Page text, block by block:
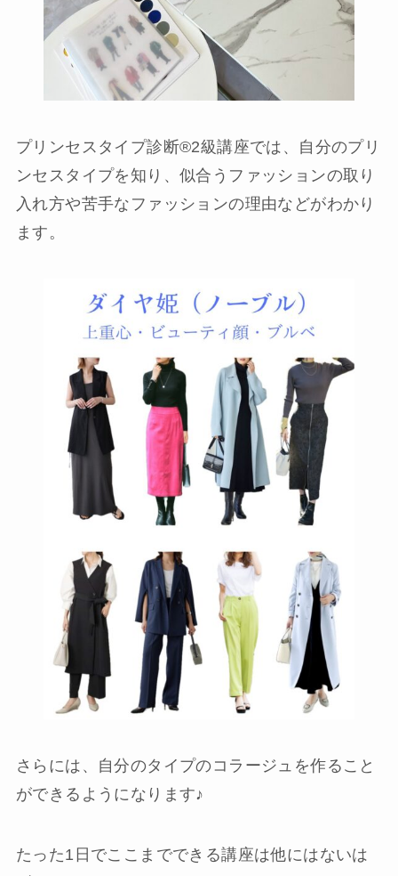
プリンセスタイプ診断®︎2級講座では、自分のプリ
ンセスタイプを知り、似合うファッションの取り
入れ方や苦手なファッションの理由などがわかり
ます。
さらには、自分のタイプのコラージュを作ること
ができるようになります♪
たった1日でここまでできる講座は他にはないは